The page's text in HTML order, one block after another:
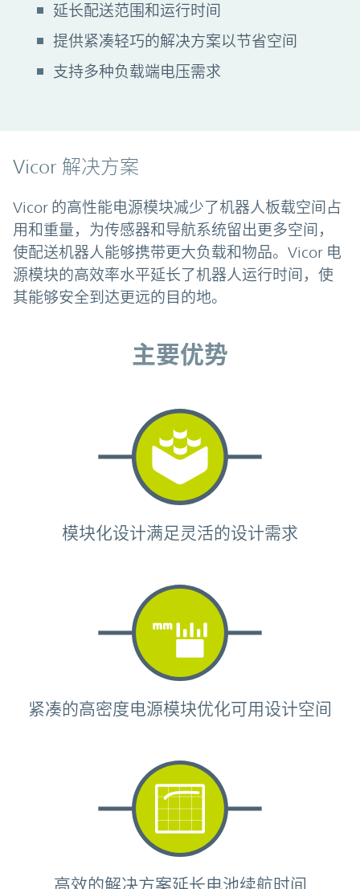
延长配送范围和运行时间
提供紧凑轻巧的解决方案以节省空间
支持多种负载端电压需求
Vicor 解决方案
Vicor 的高性能电源模块减少了机器人板载空间占
用和重量，为传感器和导航系统留出更多空间，
使配送机器人能够携带更大负载和物品。Vicor 电
源模块的高效率水平延长了机器人运行时间，使
其能够安全到达更远的目的地。
主要优势
模块化设计满足灵活的设计需求
紧凑的高密度电源模块优化可用设计空间
高效的解决方案延长电池续航时间